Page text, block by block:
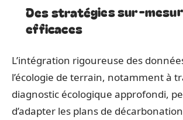
Des stratégies sur-
efficaces
L’intégration rigoureuse des
l’écologie de terrain, notamment à
diagnostic écologique approfondi,
d’adapter les plans de